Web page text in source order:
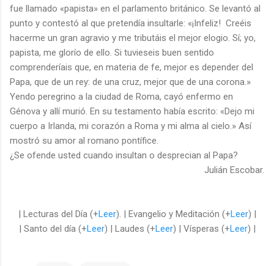
fue llamado «papista» en el parlamento británico. Se levantó al
punto y contestó al que pretendía insultarle: «¡Infeliz! Creéis
hacerme un gran agravio y me tributáis el mejor elogio. Sí; yo,
papista, me glorío de ello. Si tuvieseis buen sentido
comprenderíais que, en materia de fe, mejor es depender del
Papa, que de un rey: de una cruz, mejor que de una corona.»
Yendo peregrino a la ciudad de Roma, cayó enfermo en
Génova y allí murió. En su testamento había escrito: «Dejo mi
cuerpo a Irlanda, mi corazón a Roma y mi alma al cielo.» Así
mostró su amor al romano pontífice.
¿Se ofende usted cuando insultan o desprecian al Papa?
Julián Escobar.
| Lecturas del Día (+Leer). | Evangelio y Meditación (+Leer) |
| Santo del día (+Leer) | Laudes (+Leer) | Vísperas (+Leer) |